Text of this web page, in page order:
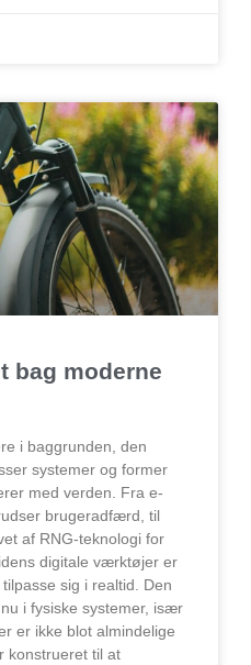
bag moderne
i baggrunden, den
systemer og former
med verden. Fra e-
brugeradfærd, til
af RNG-teknologi for
digitale værktøjer er
sig i realtid. Den
i fysiske systemer, især
er ikke blot almindelige
konstrueret til at